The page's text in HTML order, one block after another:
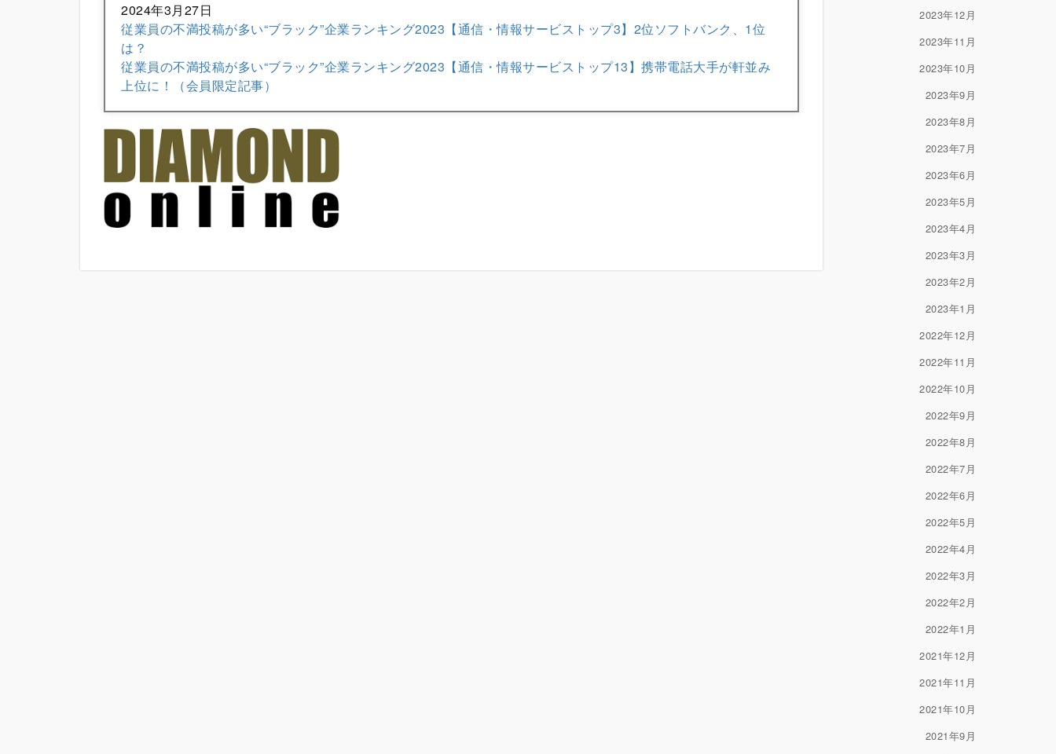
2024年3月27日
従業員の不満投稿が多い“ブラック”企業ランキング2023【通信・情報サービストップ3】2位ソフトバンク、1位
は？
従業員の不満投稿が多い“ブラック”企業ランキング2023【通信・情報サービストップ13】携帯電話大手が軒並み
上位に！
（会員限定記事）
2023年12月
2023年11月
2023年10月
2023年9月
2023年8月
2023年7月
2023年6月
2023年5月
2023年4月
2023年3月
2023年2月
2023年1月
2022年12月
2022年11月
2022年10月
2022年9月
2022年8月
2022年7月
2022年6月
2022年5月
2022年4月
2022年3月
2022年2月
2022年1月
2021年12月
2021年11月
2021年10月
2021年9月